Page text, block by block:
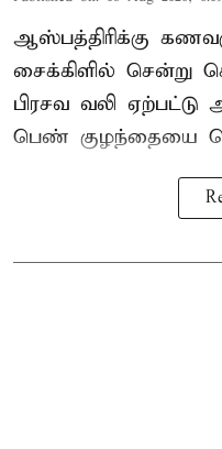
ஆஸ்பத்திரிக்கு
சைக்கிளில் சென்று
பிரசவ வலி ஏற்பட்டு
பெண் குழந்தையை